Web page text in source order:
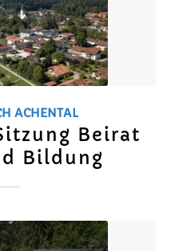
ACHENTAL
Beirat
Bildung